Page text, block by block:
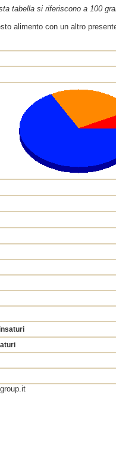
tabella si riferiscono a 100
alimento con un altro